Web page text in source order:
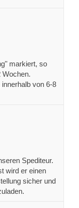
markiert, so
Wochen.
von 6-8
Spediteur.
wird er einen
sicher und